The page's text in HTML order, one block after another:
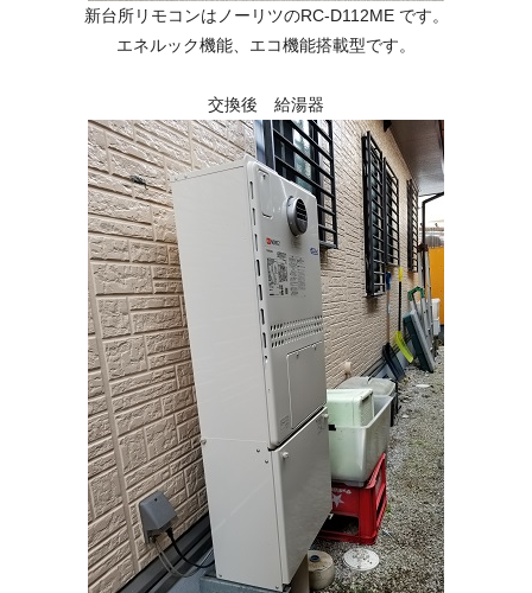
新台所リモコンはノーリツのRC-D112ME です。
エネルック機能、エコ機能搭載型です。
交換後 給湯器